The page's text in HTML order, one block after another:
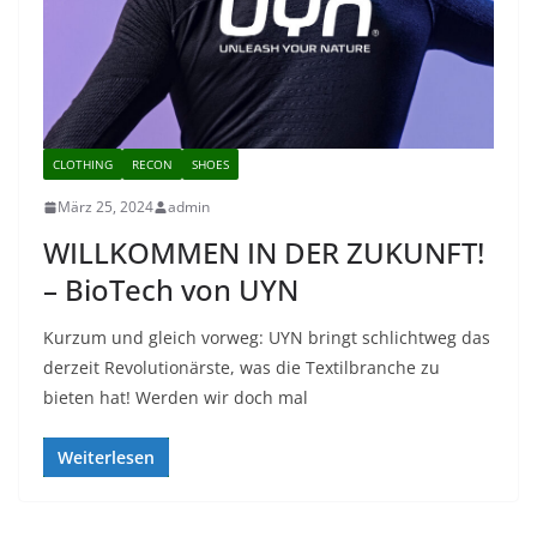
CLOTHING RECON SHOES
März 25, 2024 admin
WILLKOMMEN IN DER ZUKUNFT!
– BioTech von UYN
Kurzum und gleich vorweg: UYN bringt schlichtweg das
derzeit Revolutionärste, was die Textilbranche zu
bieten hat! Werden wir doch mal
Weiterlesen